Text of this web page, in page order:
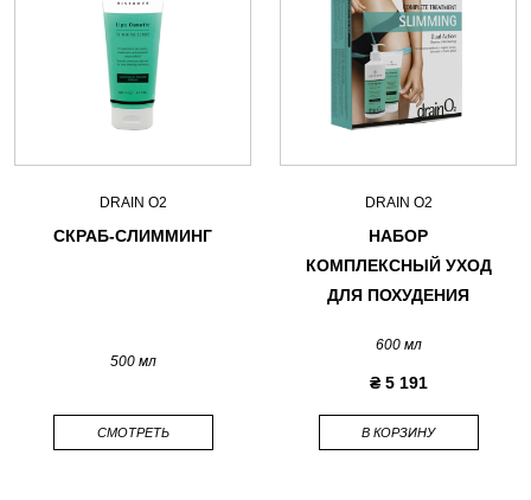
DRAIN O2
СКРАБ-СЛИММИНГ
500 мл
СМОТРЕТЬ
DRAIN O2
НАБОР
КОМПЛЕКСНЫЙ УХОД
ДЛЯ ПОХУДЕНИЯ
600 мл
₴ 5 191
В КОРЗИНУ